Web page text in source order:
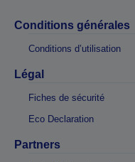
Conditions générales
Conditions d’utilisation
Légal
Fiches de sécurité
Eco Declaration
Partners